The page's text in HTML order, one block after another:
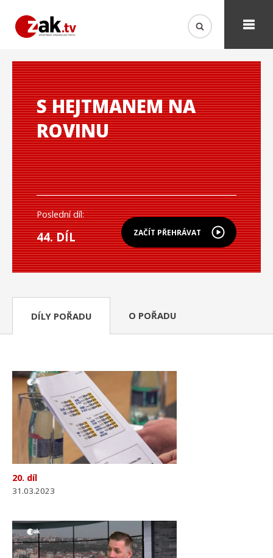
S HEJTMANEM NA
ROVINU
ZAČÍT PŘEHRÁVAT
Poslední díl:
44. DÍL
DÍLY POŘADU O POŘADU
20. díl
31.03.2023